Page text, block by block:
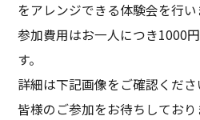
をアレンジできる体験会を行い
参加費用はお一人につき1000
す。
詳細は下記画像をご確認くださ
皆様のご参加をお待ちしてお